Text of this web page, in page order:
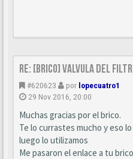
Re: [BRICO] Valvula del
#620623 por lopecuatro1
29 Nov 2016, 20:00
Muchas gracias por el brico.
Te lo currastes mucho y eso
luego lo utilizamos
Me pasaron el enlace a tu